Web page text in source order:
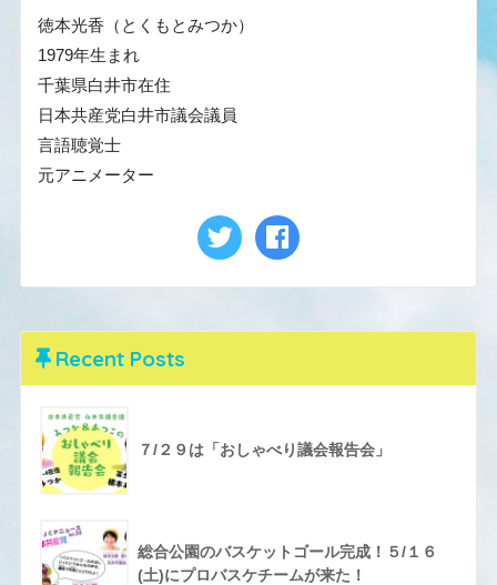
徳本光香（とくもとみつか）
1979年生まれ
千葉県白井市在住
日本共産党白井市議会議員
言語聴覚士
元アニメーター
Recent Posts
７/２９は「おしゃべり議会報告会」
総合公園のバスケットゴール完成！５/１６
(土)にプロバスケチームが来た！